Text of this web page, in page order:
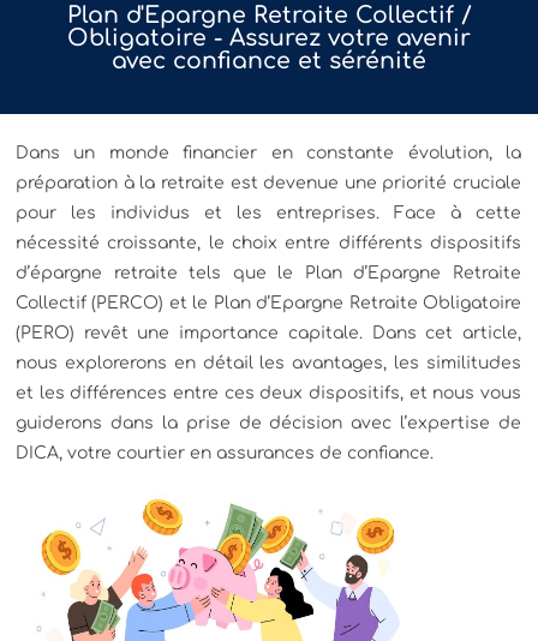
Plan d'Epargne Retraite Collectif /
Obligatoire - Assurez votre avenir
avec confiance et sérénité
Dans un monde financier en constante évolution, la
préparation à la retraite est devenue une priorité cruciale
pour les individus et les entreprises. Face à cette
nécessité croissante, le choix entre différents dispositifs
d’épargne retraite tels que le Plan d’Epargne Retraite
Collectif (PERCO) et le Plan d’Epargne Retraite Obligatoire
(PERO) revêt une importance capitale. Dans cet article,
nous explorerons en détail les avantages, les similitudes
et les différences entre ces deux dispositifs, et nous vous
guiderons dans la prise de décision avec l’expertise de
DICA, votre courtier en assurances de confiance.